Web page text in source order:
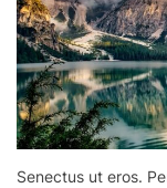
Senectus ut eros.